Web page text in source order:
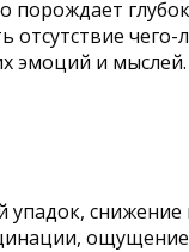
порождает
эмоций и мыслей.
упадок,